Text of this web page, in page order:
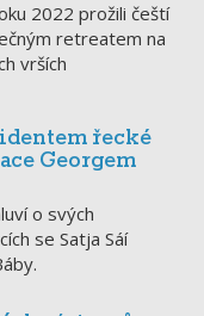
2022 prožili čeští
retreatem na
vrších
řecké
Georgem
o svých
se Satja Sáí